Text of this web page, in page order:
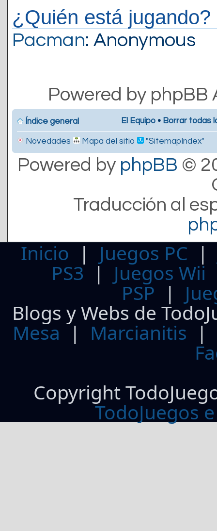
¿Quién está jugando?
Pacman: Anonymous
Powered by
Índice general El Equipo • Borrar todas
Novedades Mapa del sitio "SitemapIndex"
Powered by phpBB ©
Traducción al
Inicio | Juegos PC
PS3| Juegos Wii
PSP |
Blogs y Webs de
Mesa | Marcianitis |
Copyright
TodoJuegos